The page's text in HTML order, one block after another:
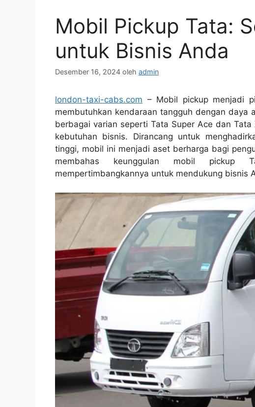
Mobil Pickup Tata:
untuk Bisnis Anda
Desember 16, 2024 oleh admin
london-taxi-cabs.com – Mobil pickup menjadi
membutuhkan kendaraan tangguh dengan daya
berbagai varian seperti Tata Super Ace dan
kebutuhan bisnis. Dirancang untuk
tinggi, mobil ini menjadi aset berharga bagi
membahas keunggulan mobil
mempertimbangkannya untuk mendukung bisnis